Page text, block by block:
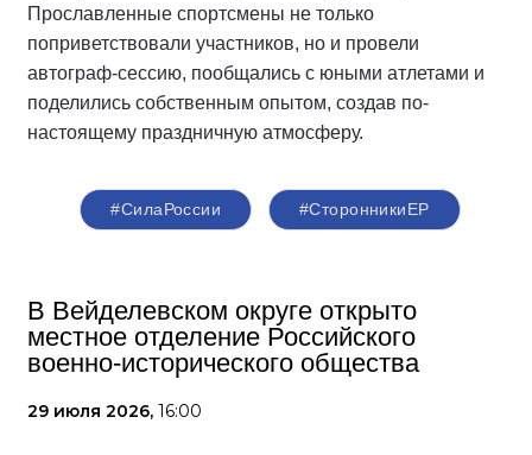
Прославленные спортсмены не только
поприветствовали участников, но и провели
автограф-сессию, пообщались с юными атлетами и
поделились собственным опытом, создав по-
настоящему праздничную атмосферу.
#СилаРоссии #СторонникиЕР
В Вейделевском округе открыто
местное отделение Российского
военно-исторического общества
29 июля 2026, 16:00